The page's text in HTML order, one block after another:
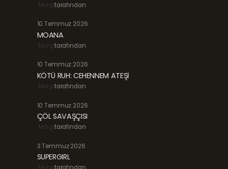
Margitarafından
10 Temmuz 2026
MOANA
Margitarafından
10 Temmuz 2026
KÖTÜ RUH: CEHENNEM ATEŞİ
Margitarafından
10 Temmuz 2026
ÇÖL SAVAŞÇISI
Margitarafından
3 Temmuz 2026
SUPERGIRL